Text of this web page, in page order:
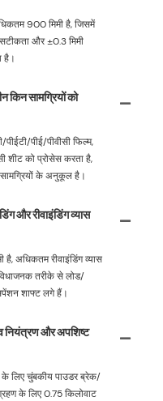
900 मिमी है, जिसमें
और ±0.3 मिमी
है।
किन सामग्रियों को
पीई/पीवीसी फिल्म,
शीट को प्रोसेस करता है,
के अनुकूल है।
और रीवाइंडिंग व्यास
अधिकतम रीवाइंडिंग व्यास
तरीके से लोड/
शाफ्ट लगे हैं।
नियंत्रण और अपशिष्ट
के लिए चुंबकीय पाउडर ब्रेक/
के लिए 0.75 किलोवाट